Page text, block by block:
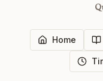
Home